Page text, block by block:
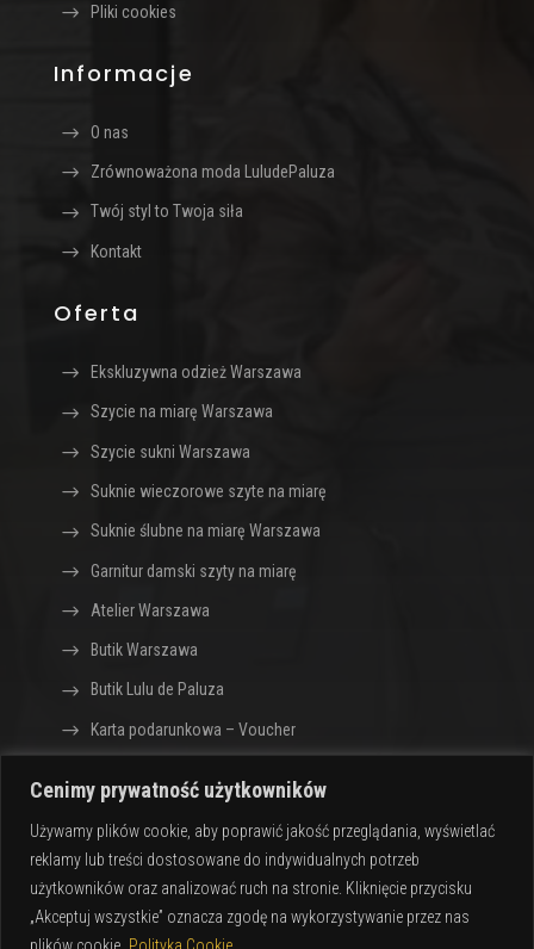
Cenimy prywatność użytkowników
Używamy plików cookie, aby poprawić jakość przeglądania, wyświetlać
reklamy lub treści dostosowane do indywidualnych potrzeb
użytkowników oraz analizować ruch na stronie. Kliknięcie przycisku
„Akceptuj wszystkie” oznacza zgodę na wykorzystywanie przez nas
plików cookie. Polityka Cookie
Pliki cookies
Informacje
O nas
Zrównoważona moda LuludePaluza
Twój styl to Twoja siła
Kontakt
Oferta
Ekskluzywna odzież Warszawa
Szycie na miarę Warszawa
Szycie sukni Warszawa
Suknie wieczorowe szyte na miarę
Suknie ślubne na miarę Warszawa
Garnitur damski szyty na miarę
Atelier Warszawa
Butik Warszawa
Butik Lulu de Paluza
Karta podarunkowa – Voucher
Sklep z ekskluzywną odzieżą dla kobiet Lulu de
Paluza · Warszawa
Design by
CIK – Jarosław Gumkowski